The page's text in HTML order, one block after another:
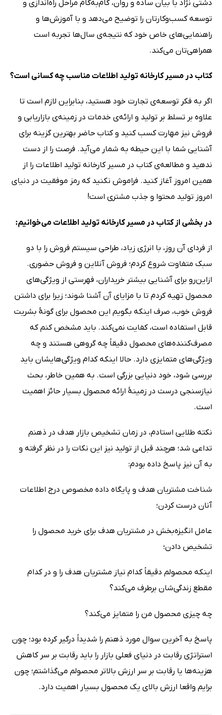
دشتی نژاد با بیان ساده و روان، گام‌به‌گام مراحل راه‌اندازی و
توسعه کسب‌و‌کارتان را توضیح می‌دهد و با آموزش‌ها و
راهنمایی‌های خاص خود که نتیجه‌ی سال‌ها تجربه است
همراهی‌تان می‌کند.
کتاب در مسیر کارخانه تولید اطلاعات مناسب چه کسانی است؟
اگر به فکر توسعه‌ی تجارت خود هستید، بنابراین لازم است تا
علاوه بر تسلط بر تولید و ارائه‌ی خدمات در زمینه‌ی بازاریابی و
فروش نیز مهارت کسب کنید و کتاب حاضر بهترین گزینه برای
آشنایی شما با این حیطه به شمار می‌آید. فرصت را از دست
ندهید و مطالعه‌ی کتاب در مسیر کارخانه تولید اطلاعات را از
همین امروز آغاز کنید. فراموش نکنید که رمز موفقیت در دنیای
امروز تولید محتوا و جذب مشتری است!
در بخشی از کتاب در مسیر کارخانه تولید اطلاعات می‌خوانیم:
از فردای آن روز، با انرژی زیاد، طراحی سیستم فروش را با دو
سبک متفاوت شروع کردم؛ فروش آنلاین و فروش حضوری.
ازاین‌رو برای آشنایی بیشتر خریداران، فهرستی از ویژگی‌های
محصول تهیه کردم تا با مزایای آن آشنا شوند؛ زیرا برای داشتن
فروش خوب، صرف اینکه بگویم این محصول برای گونۀ بشریت
قابل ‌استفاده است، کفایت نمی‌کند. باید مشخص کنم که
مصرف‌کننده‌های محصول دقیقاً چه گروهی هستند و چه
ویژگی‌های متمایزی دارد. حالا اینکه کدام ویژگی‌هایشان باید
بررسی شود، خود دنیایی بزرگی است. به همین خاطر، بحث
نیازسنجی درست در زمینۀ ارائه محصول بسیار حائز اهمیت
است.
نکته طلایی استادم، در زمان تشخیص بازار هدف در ذهنم
تداعی شد؛ هرچند قبل از تولید نیز این نکات را در نظر گرفته و
به آن نیز پاسخ داده بودم:
شناخت مشتریان هدف و پایگاه داده مخصوص درج اطلاعات
آنان درست کردن؛
عامل انگیزه‌بخش در مشتریان هدف برای خرید محصول را
تشخیص دادن؛
اینکه محصولم دقیقاً کدام نیاز مشتریان هدف را و در کدام
مقطع زندگی‌شان برطرف می‌کند؟
چه چیزی محصول من را متمایز می‌کند؟
پاسخ به آخرین سوال مورد ذهنم را شدیداً درگیر کرده بود؛ چون
استراتژی رقابت در دنیای فعلی بازار را باید رقابت بر سر کاهش
هزینه‌ها‌ یا رقابت بر سر ارزش بالاتر محصولم می‌گذاشتم؛ چون
برایم واقعا ارزش بالای یک محصول بسیار اهمیت دارد.